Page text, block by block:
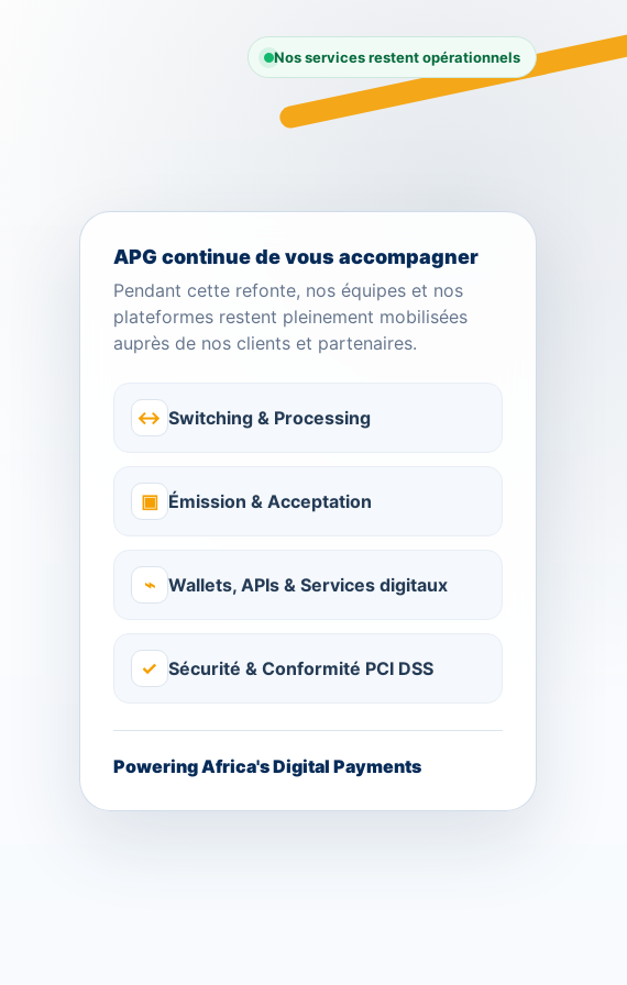
Nos services restent opérationnels
APG continue de vous accompagner
Pendant cette refonte, nos équipes et nos
plateformes restent pleinement mobilisées
auprès de nos clients et partenaires.
↔ Switching & Processing
▣ Émission & Acceptation
⌁ Wallets, APIs & Services digitaux
✓ Sécurité & Conformité PCI DSS
Powering Africa's Digital Payments